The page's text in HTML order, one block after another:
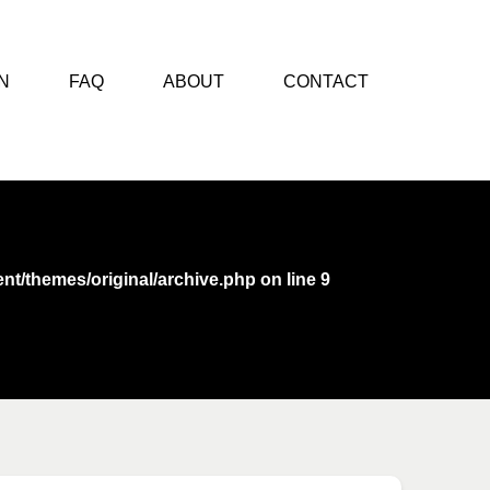
FAQ ABOUT CONTACT
themes/original/archive.php on line 9